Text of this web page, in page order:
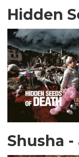
Hidden
Shusha